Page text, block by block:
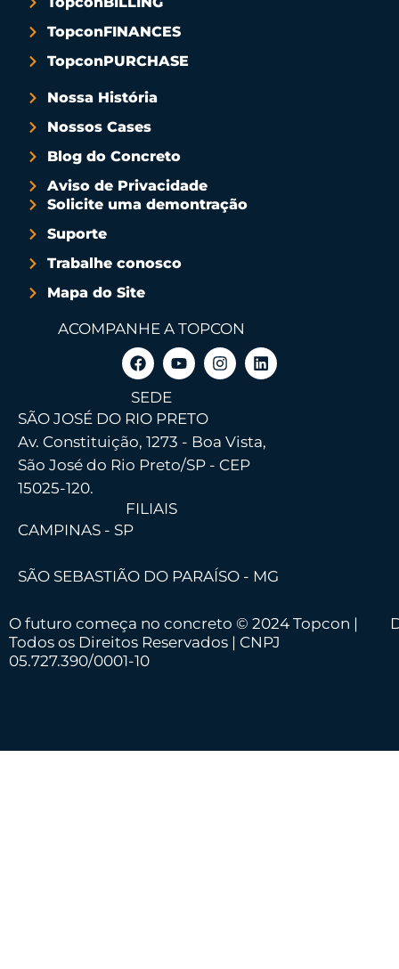
TopconFINANCES
TopconPURCHASE
Nossa História
Nossos Cases
Blog do Concreto
Aviso de Privacidade
Solicite uma demontração
Suporte
Trabalhe conosco
Mapa do Site
ACOMPANHE A TOPCON
SEDE
SÃO JOSÉ DO RIO PRETO
Av. Constituição, 1273 - Boa Vista,
São José do Rio Preto/SP - CEP
15025-120.
FILIAIS
CAMPINAS - SP
SÃO SEBASTIÃO DO PARAÍSO - MG
O futuro começa no concreto © 2024 Topcon |
Todos os Direitos Reservados | CNPJ
05.727.390/0001-10